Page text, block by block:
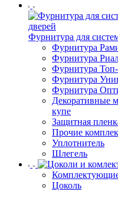
Фурнитура для
Фурнитура
Фурнитура
Фурнитура
Фурнитура
Фурнитура
Декоративные
купе
Защитная
Прочие
Уплотнитель
Шлегель
Цоколь